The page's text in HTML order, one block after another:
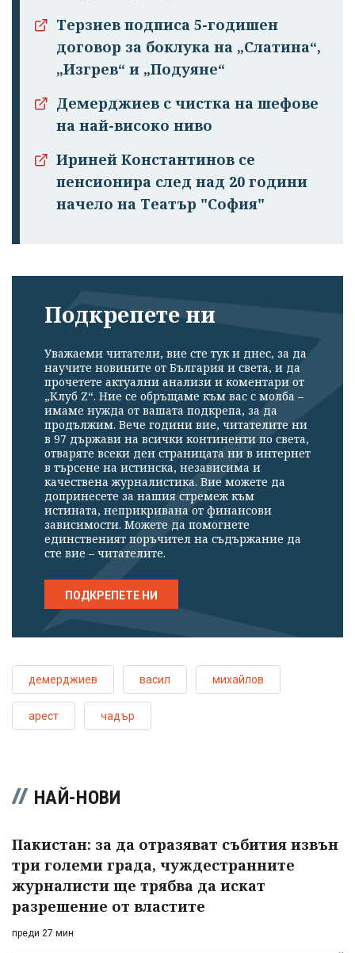
Терзиев подписа 5-годишен
договор за боклука на „Слатина“,
„Изгрев“ и „Подуяне“
Демерджиев с чистка на шефове
на най-високо ниво
Ириней Константинов се
пенсионира след над 20 години
начело на Театър "София"
Подкрепете ни
Уважаеми читатели, вие сте тук и днес, за да
научите новините от България и света, и да
прочетете актуални анализи и коментари от
„Клуб Z“. Ние се обръщаме към вас с молба –
имаме нужда от вашата подкрепа, за да
продължим. Вече години вие, читателите ни
в 97 държави на всички континенти по света,
отваряте всеки ден страницата ни в интернет
в търсене на истинска, независима и
качествена журналистика. Вие можете да
допринесете за нашия стремеж към
истината, неприкривана от финансови
зависимости. Можете да помогнете
единственият поръчител на съдържание да
сте вие – читателите.
ПОДКРЕПЕТЕ НИ
демерджиев васил михайлов
арест чадър
НАЙ-НОВИ
Пакистан: за да отразяват събития извън
три големи града, чуждестранните
журналисти ще трябва да искат
разрешение от властите
преди 27 мин